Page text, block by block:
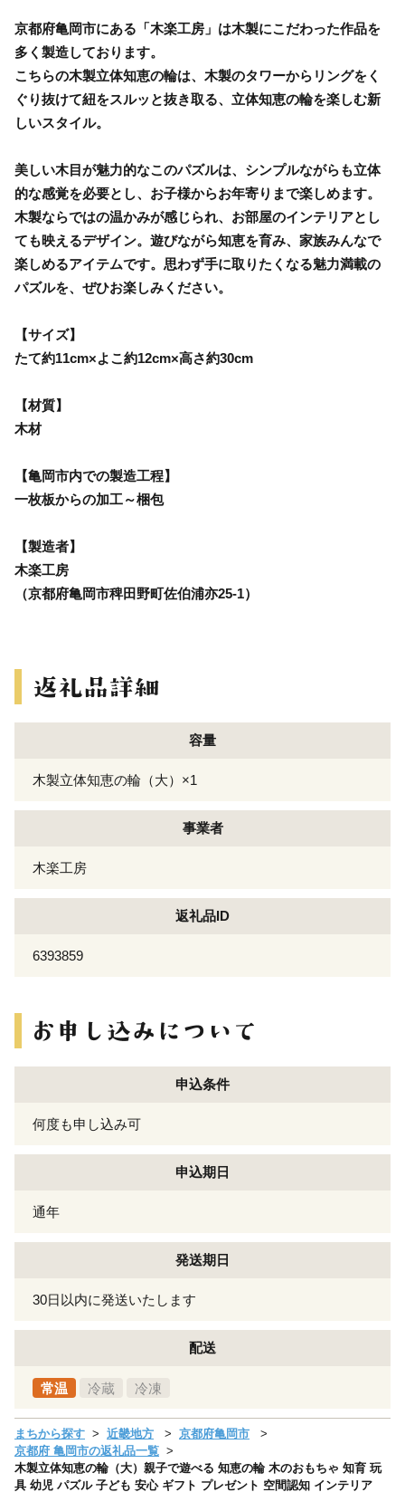
京都府亀岡市にある「木楽工房」は木製にこだわった作品を
多く製造しております。
こちらの木製立体知恵の輪は、木製のタワーからリングをく
ぐり抜けて紐をスルッと抜き取る、立体知恵の輪を楽しむ新
しいスタイル。
美しい木目が魅力的なこのパズルは、シンプルながらも立体
的な感覚を必要とし、お子様からお年寄りまで楽しめます。
木製ならではの温かみが感じられ、お部屋のインテリアとし
ても映えるデザイン。遊びながら知恵を育み、家族みんなで
楽しめるアイテムです。思わず手に取りたくなる魅力満載の
パズルを、ぜひお楽しみください。
【サイズ】
たて約11cm×よこ約12cm×高さ約30cm
【材質】
木材
【亀岡市内での製造工程】
一枚板からの加工～梱包
【製造者】
木楽工房
（京都府亀岡市稗田野町佐伯浦亦25-1）
容量
木製立体知恵の輪（大）×1
事業者
木楽工房
返礼品ID
6393859
申込条件
何度も申し込み可
申込期日
通年
発送期日
30日以内に発送いたします
配送
常温 冷蔵 冷凍
まちから探す 近畿地方
京都府亀岡市
京都府 亀岡市の返礼品一覧
木製立体知恵の輪（大）親子で遊べる 知恵の輪 木のおもちゃ 知育 玩
具 幼児 パズル 子ども 安心 ギフト プレゼント 空間認知 インテリア